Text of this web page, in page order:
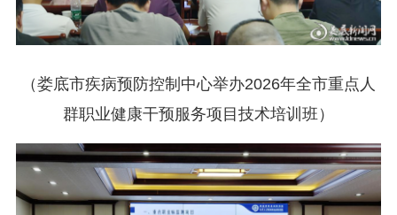
（娄底市疾病预防控制中心举办2026年全市重点人
群职业健康干预服务项目技术培训班）